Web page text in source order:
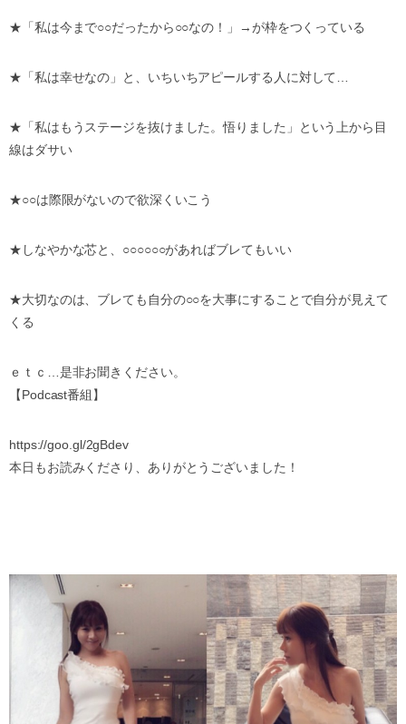
★「私は今まで○○だったから○○なの！」→が枠をつくっている
★「私は幸せなの」と、いちいちアピールする人に対して…
★「私はもうステージを抜けました。悟りました」という上から目
線はダサい
★○○は際限がないので欲深くいこう
★しなやかな芯と、○○○○○○があればブレてもいい
★大切なのは、ブレても自分の○○を大事にすることで自分が見えて
くる
ｅｔｃ…是非お聞きください。
【Podcast番組】
https://goo.gl/2gBdev
本日もお読みくださり、ありがとうございました！